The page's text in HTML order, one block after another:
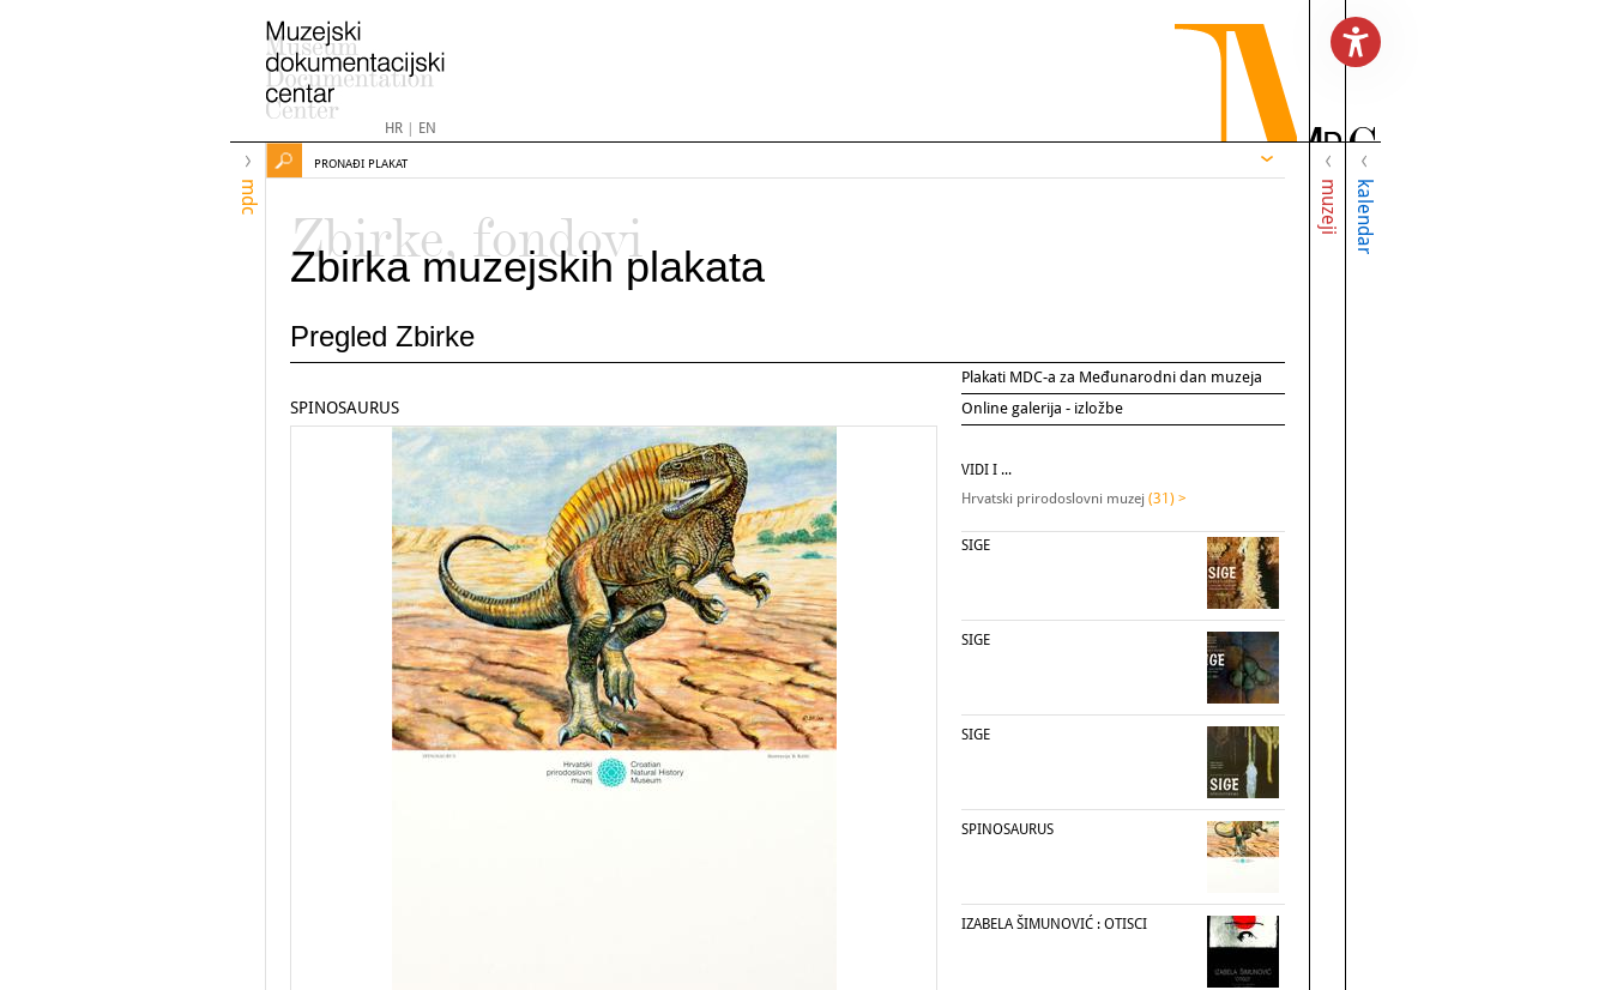
HR| EN
mdc muzeji kalendar
PRONAĐI PLAKAT
Zbirke, fondovi
Zbirka muzejskih plakata
Pregled Zbirke
Plakati MDC-a za Međunarodni dan muzeja
Online galerija - izložbe
SPINOSAURUS
VIDI I ...
Hrvatski prirodoslovni muzej (31) >
SIGE
SIGE
SIGE
SPINOSAURUS
IZABELA ŠIMUNOVIĆ : OTISCI